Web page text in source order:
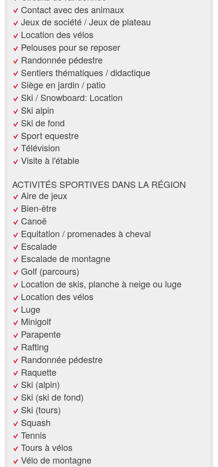
Contact avec des animaux
Jeux de société / Jeux de plateau
Location des vélos
Pelouses pour se reposer
Randonnée pédestre
Sentiers thématiques / didactique
Siège en jardin / patio
Ski / Snowboard: Location
Ski alpin
Ski de fond
Sport equestre
Télévision
Visite à l'étable
ACTIVITÉS SPORTIVES DANS LA RÉGION
Aire de jeux
Bien-être
Canoë
Equitation / promenades à cheval
Escalade
Escalade de montagne
Golf (parcours)
Location de skis, planche à neige ou luge
Location des vélos
Luge
Minigolf
Parapente
Rafting
Randonnée pédestre
Raquette
Ski (alpin)
Ski (ski de fond)
Ski (tours)
Squash
Tennis
Tours à vélos
Vélo de montagne